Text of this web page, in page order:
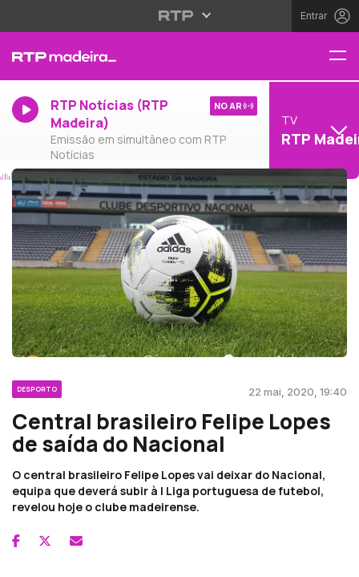
Entrar
RTP Notícias (RTP
Madeira)
Emissão em simultâneo com RTP
Notícias
NO AR
TV
RTP
DESPORTO 22 mai, 2020, 19:40
Central brasileiro Felipe Lopes
de saída do Nacional
O central brasileiro Felipe Lopes vai deixar do Nacional,
equipa que deverá subir à I Liga portuguesa de futebol,
revelou hoje o clube madeirense.